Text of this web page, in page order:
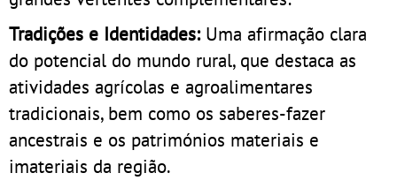
Tradições e Identidades:Uma afirmação clara
do potencial do mundo rural, que destaca as
atividades agrícolas e agroalimentares
tradicionais, bem como os saberes-fazer
ancestrais e os patrimónios materiais e
imateriais da região.